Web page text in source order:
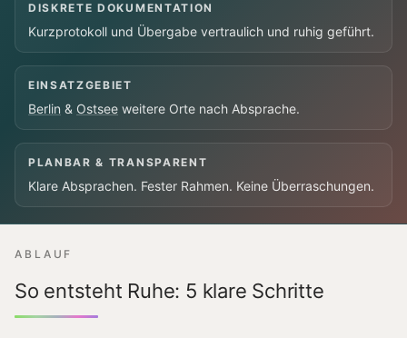
DISKRETE DOKUMENTATION
Kurzprotokoll und Übergabe vertraulich und ruhig geführt.
EINSATZGEBIET
Berlin & Ostsee weitere Orte nach Absprache.
PLANBAR & TRANSPARENT
Klare Absprachen. Fester Rahmen. Keine Überraschungen.
ABLAUF
So entsteht Ruhe: 5 klare Schritte